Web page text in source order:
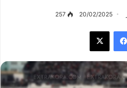
20/02/2025
257
فيسبوك